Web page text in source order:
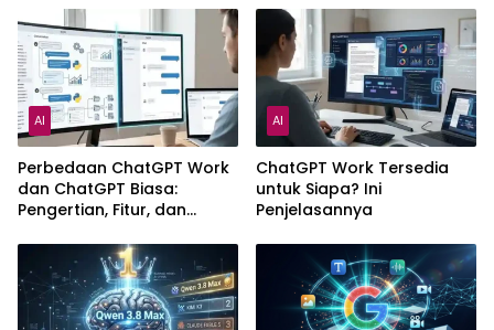
AI
Perbedaan ChatGPT Work
dan ChatGPT Biasa:
Pengertian, Fitur, dan
AI
ChatGPT Work Tersedia
untuk Siapa? Ini
Penjelasannya